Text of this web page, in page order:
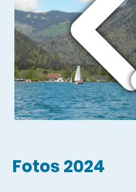
Fotos 2024